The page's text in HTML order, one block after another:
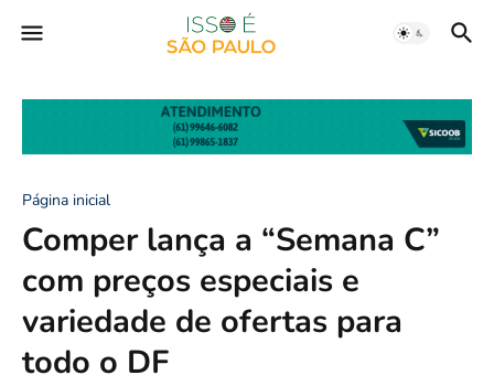
Página inicial
Comper lança a “Semana C”
com preços especiais e
variedade de ofertas para
todo o DF